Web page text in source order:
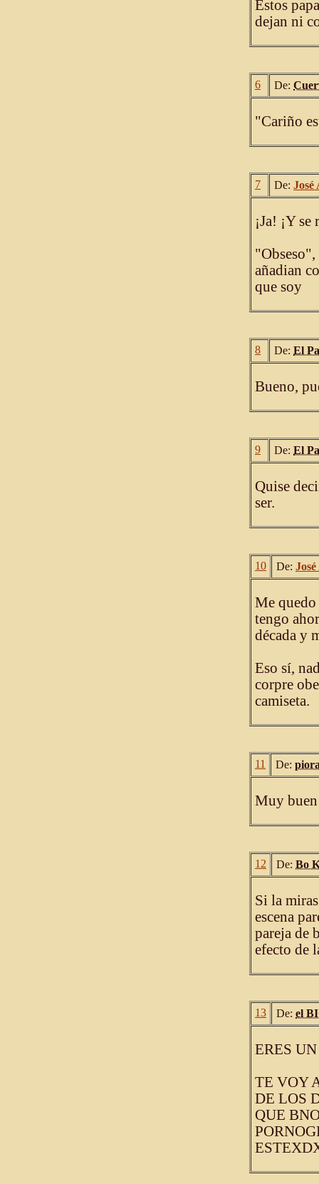
Estos
dejan ni
6 De:
"Cariño
7 De: José
¡Ja! ¡Y
añadian
que soy
8 De: El
Bueno,
9 De: El
Quise
ser.
10 De:
Me quedo
tengo
década y
Eso sí,
corpre
camiseta.
11 De:
Muy
12 De: Bo
Si la
escena
pareja de
efecto de
13 De: el
ERES
TE VOY
DE LOS
QUE